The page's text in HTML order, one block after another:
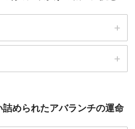
逃し配信で無料視聴する方法
められたアバランチの運命